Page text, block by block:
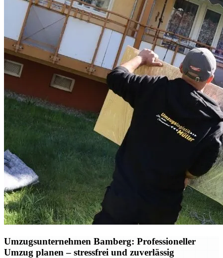
Umzugsunternehmen Bamberg: Professioneller
Umzug planen – stressfrei und zuverlässig